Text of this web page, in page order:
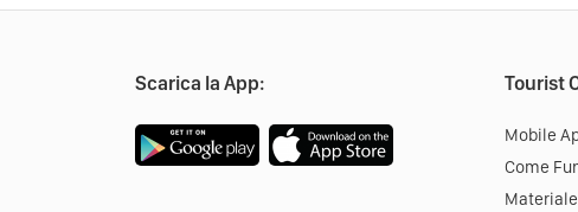
Scarica la App: Tourist
Mobile
Come